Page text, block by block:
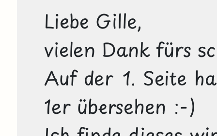
Liebe Gille,
vielen Dank fürs
Auf der 1. Seite
1er übersehen :-)